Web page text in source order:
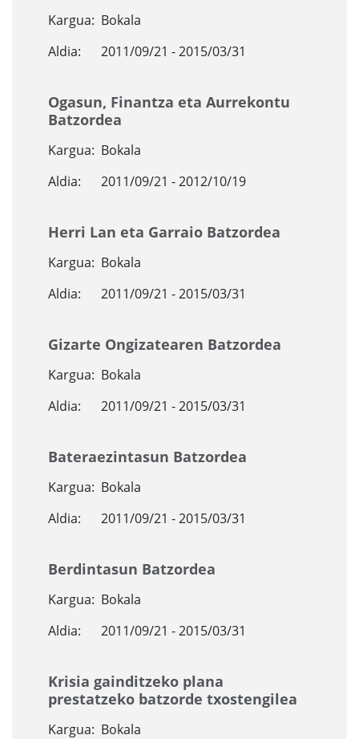
Kargua: Bokala
Aldia:
2011/09/21 - 2015/03/31
Ogasun, Finantza eta Aurrekontu
Batzordea
Kargua: Bokala
Aldia:
2011/09/21 - 2012/10/19
Herri Lan eta Garraio Batzordea
Kargua: Bokala
Aldia:
2011/09/21 - 2015/03/31
Gizarte Ongizatearen Batzordea
Kargua: Bokala
Aldia:
2011/09/21 - 2015/03/31
Bateraezintasun Batzordea
Kargua: Bokala
Aldia:
2011/09/21 - 2015/03/31
Berdintasun Batzordea
Kargua: Bokala
Aldia:
2011/09/21 - 2015/03/31
Krisia gainditzeko plana
prestatzeko batzorde txostengilea
Kargua: Bokala